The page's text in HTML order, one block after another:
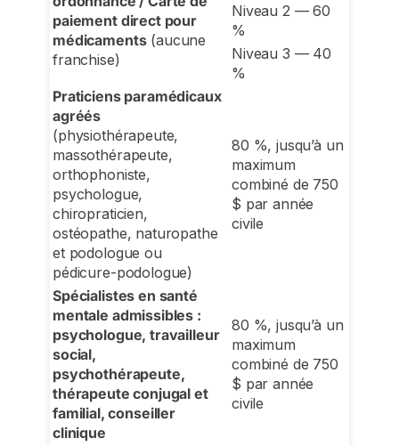
paiement direct pour
médicaments(aucune
franchise)
Niveau 2 — 60
%
Niveau 3 — 40
%
Praticiens paramédicaux
agréés
(physiothérapeute,
massothérapeute,
orthophoniste,
psychologue,
chiropraticien,
ostéopathe, naturopathe
et podologue ou
pédicure-podologue)
80 %, jusqu’à un
maximum
combiné de 750
$ par année
civile
Spécialistes en santé
mentale admissibles :
psychologue, travailleur
social,
psychothérapeute,
thérapeute conjugal et
familial, conseiller
clinique
80 %, jusqu’à un
maximum
combiné de 750
$ par année
civile